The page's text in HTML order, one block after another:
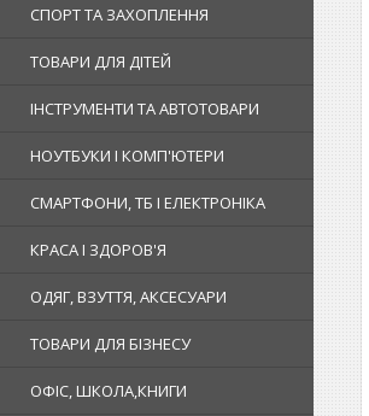
СПОРТ ТА ЗАХОПЛЕННЯ
ТОВАРИ ДЛЯ ДІТЕЙ
ІНСТРУМЕНТИ ТА АВТОТОВАРИ
НОУТБУКИ І КОМП'ЮТЕРИ
СМАРТФОНИ, ТБ І ЕЛЕКТРОНІКА
КРАСА І ЗДОРОВ'Я
ОДЯГ, ВЗУТТЯ, АКСЕСУАРИ
ТОВАРИ ДЛЯ БІЗНЕСУ
ОФІС, ШКОЛА,КНИГИ